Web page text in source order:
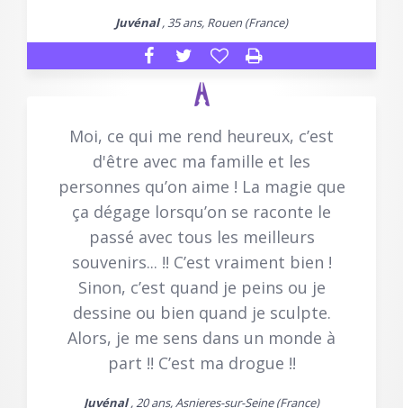
Juvénal, 35 ans, Rouen (France)
Moi, ce qui me rend heureux, c’est
d'être avec ma famille et les
personnes qu’on aime ! La magie que
ça dégage lorsqu’on se raconte le
passé avec tous les meilleurs
souvenirs... !! C’est vraiment bien !
Sinon, c’est quand je peins ou je
dessine ou bien quand je sculpte.
Alors, je me sens dans un monde à
part !! C’est ma drogue !!
Juvénal, 20 ans, Asnieres-sur-Seine (France)